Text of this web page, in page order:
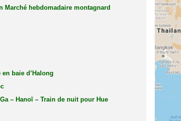
Marché hebdomadaire montagnard
baie d’Halong
– Hanoï – Train de nuit pour Hue